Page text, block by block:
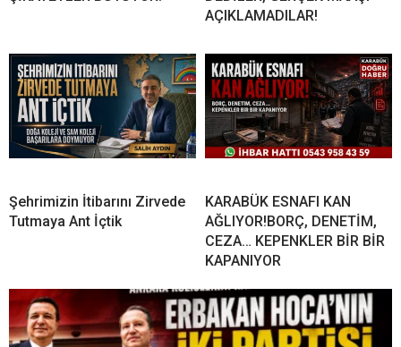
AÇIKLAMADILAR!
Şehrimizin İtibarını Zirvede
Tutmaya Ant İçtik
KARABÜK ESNAFI KAN
AĞLIYOR!BORÇ, DENETİM,
CEZA… KEPENKLER BİR BİR
KAPANIYOR